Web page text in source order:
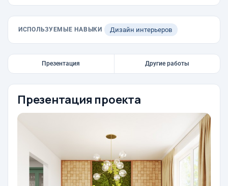
ИСПОЛЬЗУЕМЫЕ НАВЫКИ Дизайн интерьеров
Презентация Другие работы
Презентация проекта